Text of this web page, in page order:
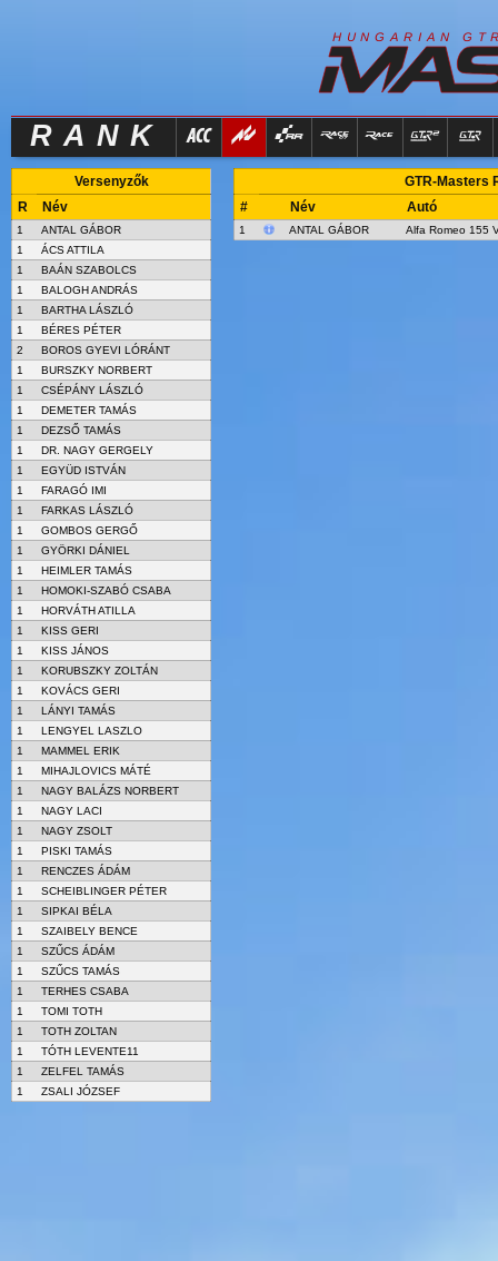
H U N G A R I A N G T
RANK
Versenyzők
R
Név
1
ANTAL GÁBOR
1
ÁCS ATTILA
1
BAÁN SZABOLCS
1
BALOGH ANDRÁS
1
BARTHA LÁSZLÓ
1
BÉRES PÉTER
2
BOROS GYEVI LÓRÁNT
1
BURSZKY NORBERT
1
CSÉPÁNY LÁSZLÓ
1
DEMETER TAMÁS
1
DEZSŐ TAMÁS
1
DR. NAGY GERGELY
1
EGYÜD ISTVÁN
1
FARAGÓ IMI
1
FARKAS LÁSZLÓ
1
GOMBOS GERGŐ
1
GYÖRKI DÁNIEL
1
HEIMLER TAMÁS
1
HOMOKI-SZABÓ CSABA
1
HORVÁTH ATILLA
1
KISS GERI
1
KISS JÁNOS
1
KORUBSZKY ZOLTÁN
1
KOVÁCS GERI
1
LÁNYI TAMÁS
1
LENGYEL LASZLO
1
MAMMEL ERIK
1
MIHAJLOVICS MÁTÉ
1
NAGY BALÁZS NORBERT
1
NAGY LACI
1
NAGY ZSOLT
1
PISKI TAMÁS
1
RENCZES ÁDÁM
1
SCHEIBLINGER PÉTER
1
SIPKAI BÉLA
1
SZAIBELY BENCE
1
SZŰCS ÁDÁM
1
SZŰCS TAMÁS
1
TERHES CSABA
1
TOMI TOTH
1
TOTH ZOLTAN
1
TÓTH LEVENTE11
1
ZELFEL TAMÁS
1
ZSALI JÓZSEF
GTR-Masters
#
Név Autó
1 ANTAL GÁBOR Alfa Romeo 155